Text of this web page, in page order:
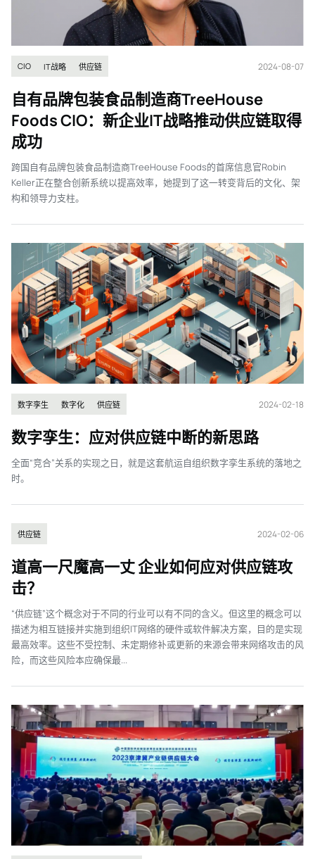
CIO IT战略 供应链 2024-08-07
自有品牌包装食品制造商TreeHouse
Foods CIO：新企业IT战略推动供应链取得
成功
跨国自有品牌包装食品制造商TreeHouse Foods的首席信息官Robin
Keller正在整合创新系统以提高效率，她提到了这一转变背后的文化、架
构和领导力支柱。
数字孪生 数字化 供应链 2024-02-18
数字孪生：应对供应链中断的新思路
全面“竞合”关系的实现之日，就是这套航运自组织数字孪生系统的落地之
时。
供应链 2024-02-06
道高一尺魔高一丈 企业如何应对供应链攻
击？
“供应链”这个概念对于不同的行业可以有不同的含义。但这里的概念可以
描述为相互链接并实施到组织IT网络的硬件或软件解决方案，目的是实现
最高效率。这些不受控制、未定期修补或更新的来源会带来网络攻击的风
险，而这些风险本应确保最...